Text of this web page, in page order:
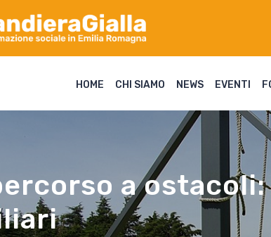
HOME CHI SIAMO NEWS EVENTI
a